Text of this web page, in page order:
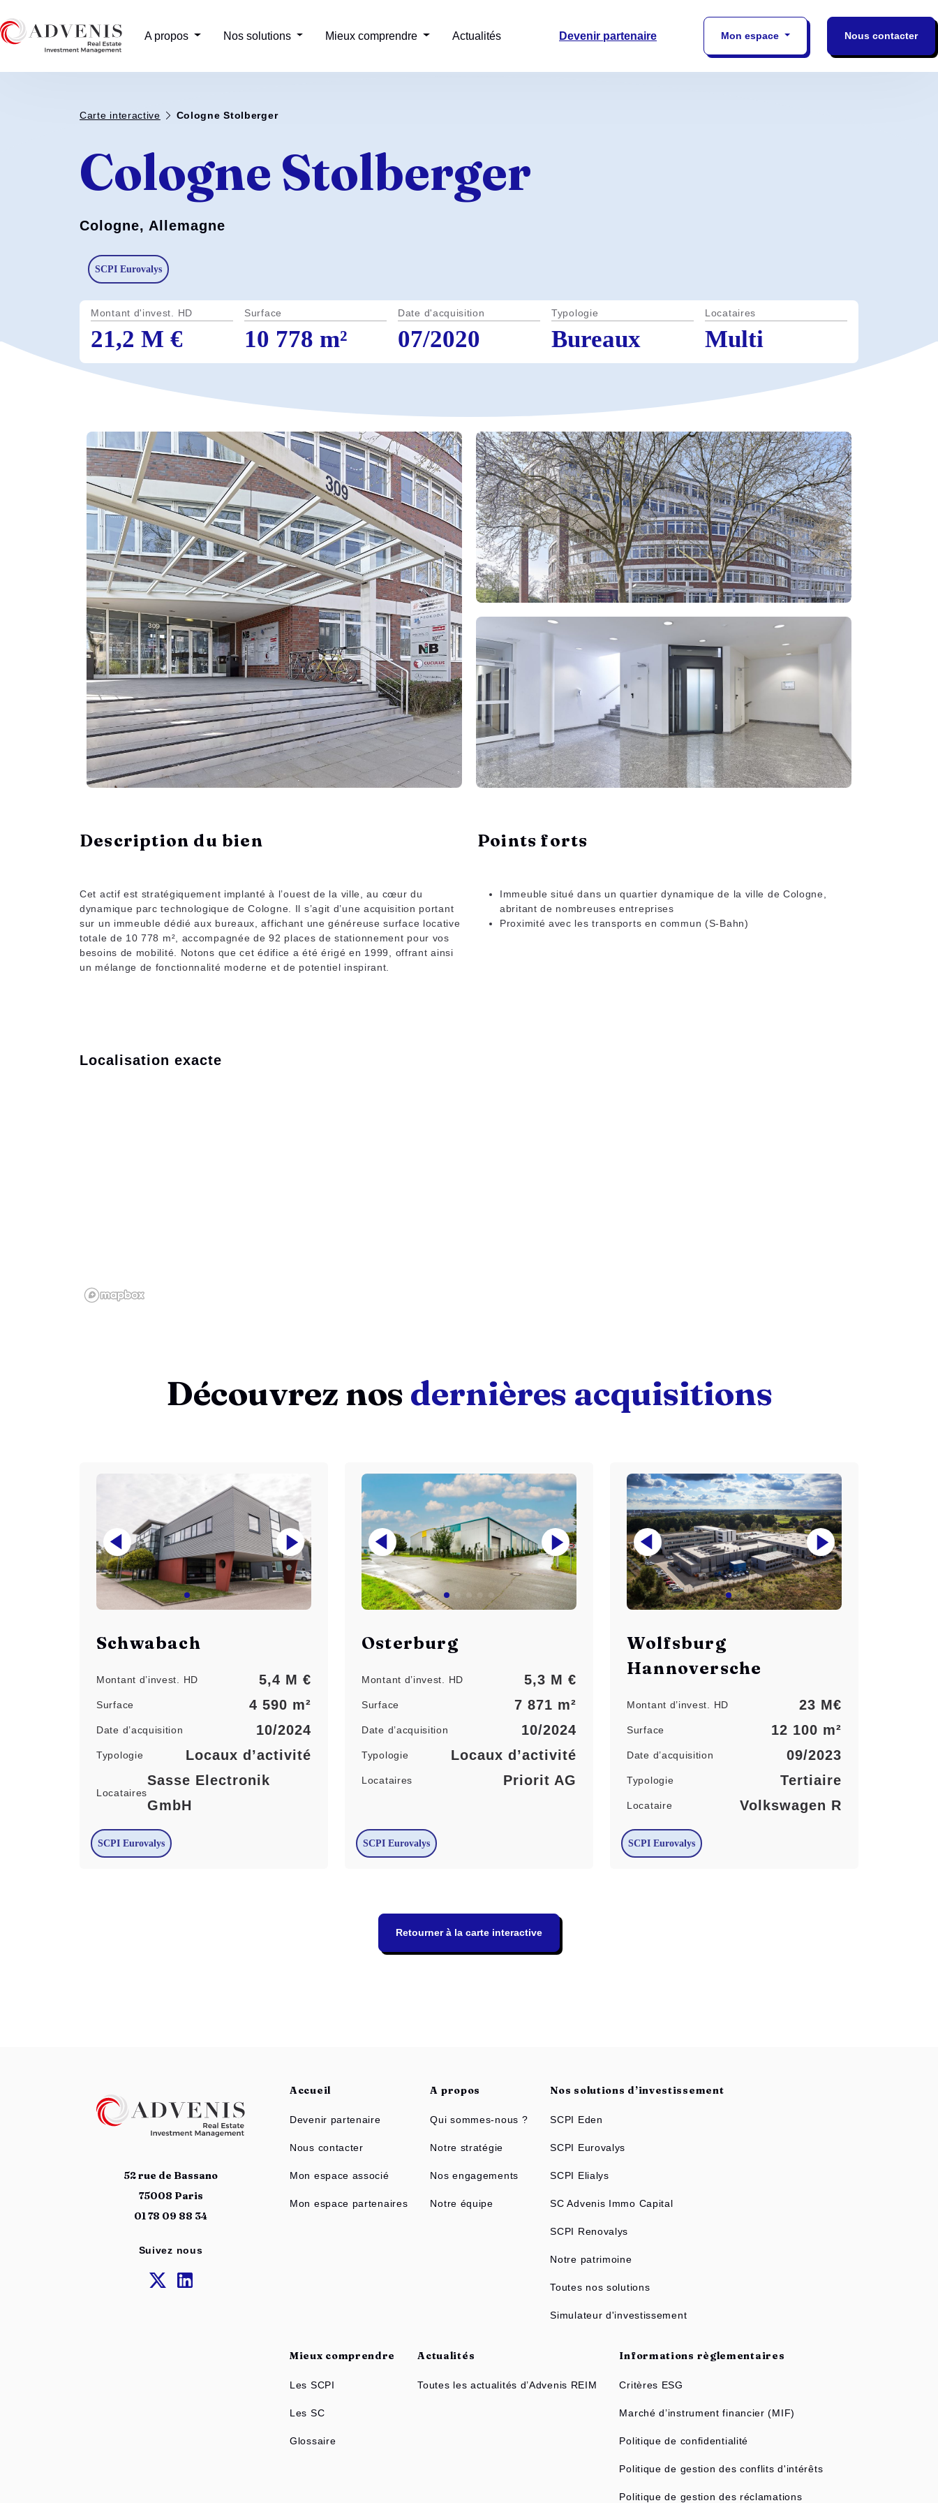
A propos Nos solutions Mieux comprendre Actualités Devenir partenaire Mon espace Nous contacter
Carte interactive Cologne Stolberger
Cologne Stolberger
Cologne, Allemagne
SCPI Eurovalys
Montant d'invest. HD
21,2 M €
Surface
10 778 m²
Date d'acquisition
07/2020
Typologie
Bureaux
Locataires
Multi
Description du bien
Cet actif est stratégiquement implanté à l’ouest de la ville, au cœur du
dynamique parc technologique de Cologne. Il s’agit d’une acquisition portant
sur un immeuble dédié aux bureaux, affichant une généreuse surface locative
totale de 10 778 m², accompagnée de 92 places de stationnement pour vos
besoins de mobilité. Notons que cet édifice a été érigé en 1999, offrant ainsi
un mélange de fonctionnalité moderne et de potentiel inspirant.
Points forts
Immeuble situé dans un quartier dynamique de la ville de Cologne,
abritant de nombreuses entreprises
Proximité avec les transports en commun (S-Bahn)
Localisation exacte
Découvrez nos dernières acquisitions
Schwabach
Montant d’invest. HD 5,4 M €
Surface 4 590 m²
Date d’acquisition 10/2024
Typologie Locaux d’activité
Locataires
Sasse Electronik
GmbH
SCPI Eurovalys
Osterburg
Montant d’invest. HD 5,3 M €
Surface 7 871 m²
Date d’acquisition 10/2024
Typologie Locaux d’activité
Locataires Priorit AG
SCPI Eurovalys
Wolfsburg
Hannoversche
Montant d’invest. HD 23 M€
Surface 12 100 m²
Date d’acquisition 09/2023
Typologie Tertiaire
Locataire Volkswagen R
SCPI Eurovalys
Retourner à la carte interactive
52 rue de Bassano
75008 Paris
01 78 09 88 34
Suivez nous
Accueil
Devenir partenaire
Nous contacter
Mon espace associé
Mon espace partenaires
A propos
Qui sommes-nous ?
Notre stratégie
Nos engagements
Notre équipe
Nos solutions d’investissement
SCPI Eden
SCPI Eurovalys
SCPI Elialys
SC Advenis Immo Capital
SCPI Renovalys
Notre patrimoine
Toutes nos solutions
Simulateur d'investissement
Mieux comprendre
Les SCPI
Les SC
Glossaire
Actualités
Toutes les actualités d’Advenis REIM
Informations règlementaires
Critères ESG
Marché d’instrument financier (MIF)
Politique de confidentialité
Politique de gestion des conflits d'intérêts
Politique de gestion des réclamations